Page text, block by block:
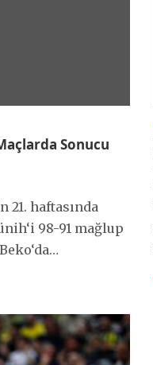
Sonucu
haftasında
98-91 mağlup